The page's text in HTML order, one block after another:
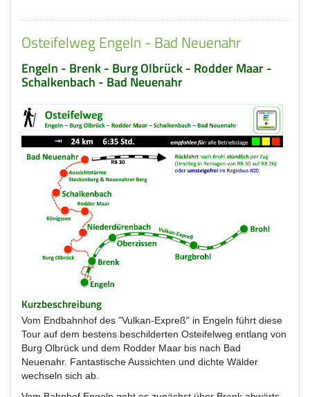
Osteifelweg Engeln - Bad Neuenahr
Engeln - Brenk - Burg Olbrück - Rodder Maar -
Schalkenbach - Bad Neuenahr
Kurzbeschreibung
Vom Endbahnhof des "Vulkan-Expreß" in Engeln führt diese
Tour auf dem bestens beschilderten Osteifelweg entlang von
Burg Olbrück und dem Rodder Maar bis nach Bad
Neuenahr. Fantastische Aussichten und dichte Wälder
wechseln sich ab.